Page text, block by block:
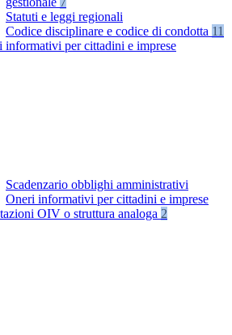
Statuti e leggi regionali
Codice disciplinare e codice di condotta 11
informativi per cittadini e imprese
Scadenzario obblighi amministrativi
Oneri informativi per cittadini e imprese
OIV o struttura analoga 2